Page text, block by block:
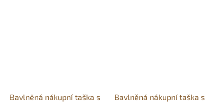
Bavlněná nákupní taška s
Bavlněná nákupní taška s